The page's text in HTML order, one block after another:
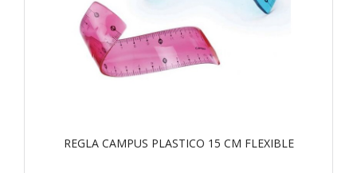
REGLA CAMPUS PLASTICO 15 CM FLEXIBLE